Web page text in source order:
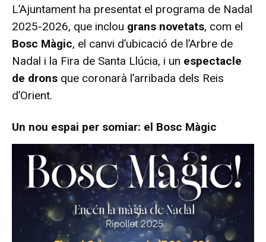
L’Ajuntament ha presentat el programa de Nadal
2025-2026, que inclou grans novetats, com el
Bosc Màgic, el canvi d’ubicació de l’Arbre de
Nadal i la Fira de Santa Llúcia, i un espectacle
de drons que coronarà l’arribada dels Reis
d’Orient.
Un nou espai per somiar: el Bosc Màgic